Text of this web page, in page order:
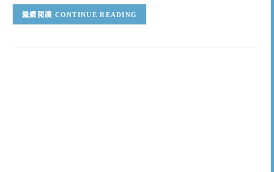
CONTINUE READING